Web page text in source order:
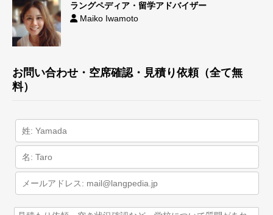
ラングペディア・留学アドバイザー
Maiko Iwamoto
お問い合わせ・空席確認・見積り依頼（全て無
料）